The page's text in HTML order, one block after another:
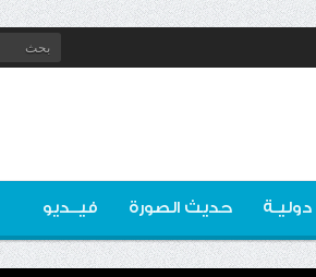
دوليـة حديث الصورة فيــديو